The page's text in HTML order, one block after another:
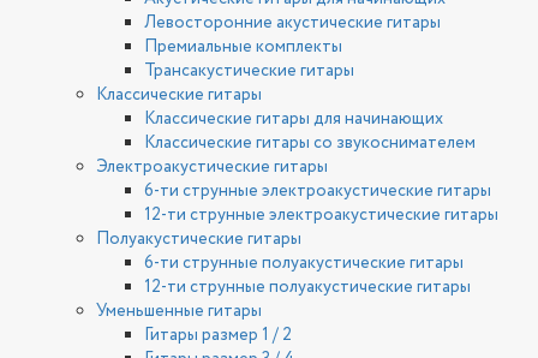
Левосторонние акустические гитары
Премиальные комплекты
Трансакустические гитары
Классические гитары
Классические гитары для начинающих
Классические гитары со звукоснимателем
Электроакустические гитары
6-ти струнные электроакустические гитары
12-ти струнные электроакустические гитары
Полуакустические гитары
6-ти струнные полуакустические гитары
12-ти струнные полуакустические гитары
Уменьшенные гитары
Гитары размер 1 / 2